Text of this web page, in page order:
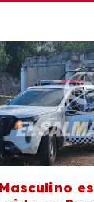
Masculino